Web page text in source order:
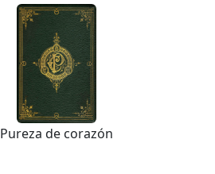
Pureza de corazón